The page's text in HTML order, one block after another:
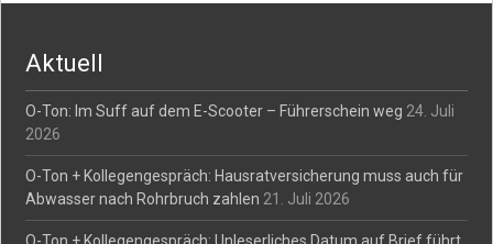
Aktuell
O-Ton: Im Suff auf dem E-Scooter – Führerschein weg 24. Juli
2026
O-Ton + Kollegengespräch: Hausratversicherung muss auch für
Abwasser nach Rohrbruch zahlen 21. Juli 2026
O-Ton + Kollegengespräch: Unleserliches Datum auf Brief führt